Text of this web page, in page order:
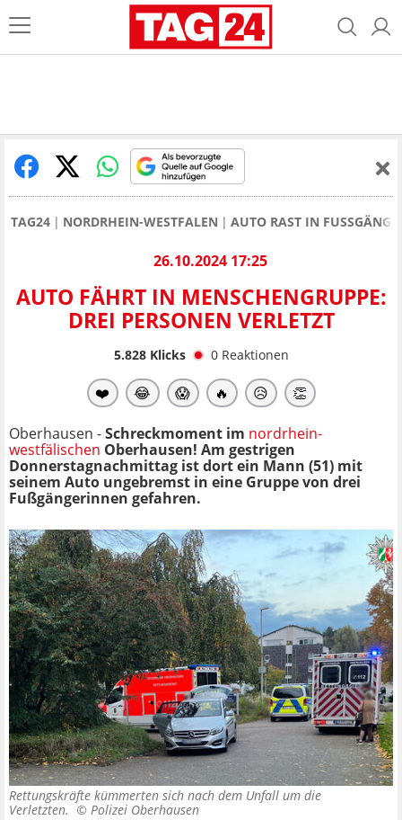
TAG24 NORDRHEIN-WESTFALEN AUTO RAST IN
26.10.2024 17:25
AUTO FÄHRT IN MENSCHENGRUPPE:
DREI PERSONEN VERLETZT
5.828Klicks 0 Reaktionen
❤️ 😂 😱 🔥 😥 👏
Oberhausen -Schreckmoment im nordrhein-
westfälischen Oberhausen! Am gestrigen
Donnerstagnachmittag ist dort ein Mann (51) mit
seinem Auto ungebremst in eine Gruppe von drei
Fußgängerinnen gefahren.
Rettungskräfte kümmerten sich nach dem Unfall um die
Verletzten. © Polizei Oberhausen